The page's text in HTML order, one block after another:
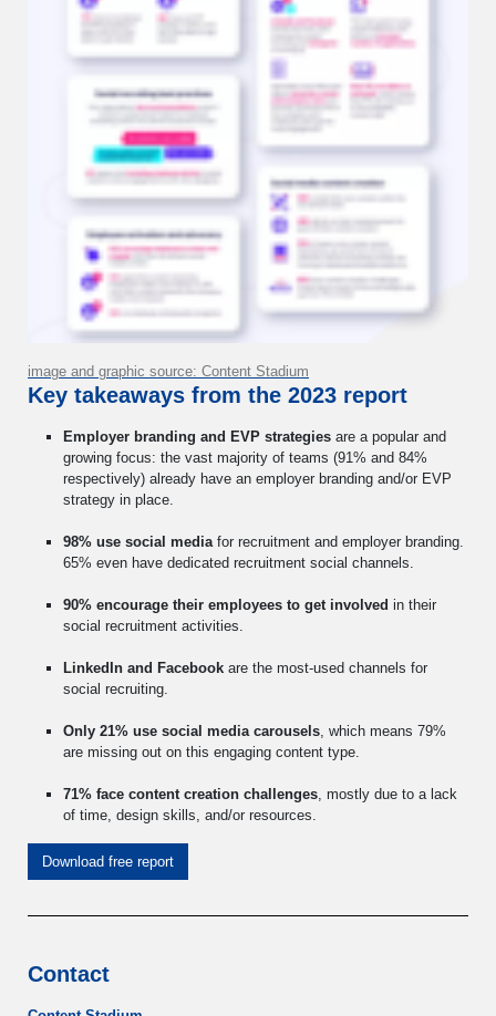
Key takeaways from the 2023 report
Employer branding and EVP strategies are a popular and
growing focus: the vast majority of teams (91% and 84%
respectively) already have an employer branding and/or EVP
strategy in place.
98% use social media for recruitment and employer branding.
65% even have dedicated recruitment social channels.
90% encourage their employees to get involved in their
social recruitment activities.
LinkedIn and Facebook are the most-used channels for
social recruiting.
Only 21% use social media carousels , which means 79%
are missing out on this engaging content type.
71% face content creation challenges , mostly due to a lack
of time, design skills, and/or resources.
Download free report
image and graphic source: Content Stadium
Contact